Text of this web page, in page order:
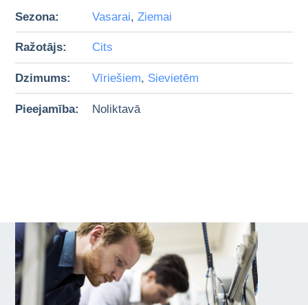
Sezona: Vasarai,Ziemai
Ražotājs: Cits
Dzimums: Vīriešiem, Sievietēm
Pieejamība: Noliktavā